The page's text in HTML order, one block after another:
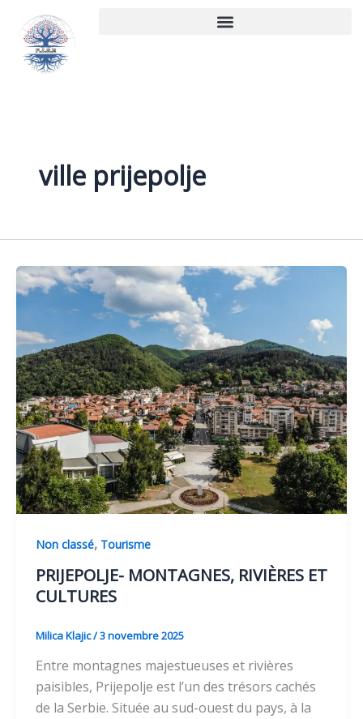
contenu
ville prijepolje
Non classé, Tourisme
PRIJEPOLJE- MONTAGNES, RIVIÈRES ET
CULTURES
Milica Klajic/3 novembre 2025
Entre montagnes majestueuses et rivières
paisibles, Prijepolje est l’un des trésors cachés
de la Serbie. Située au sud-ouest du pays, à la